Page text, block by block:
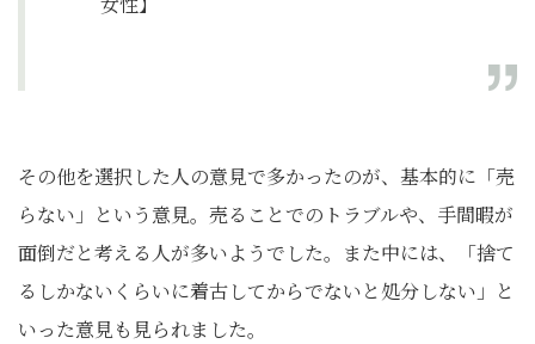
その他を選択した人の意見で多かったのが、基本的に「売
らない」という意見。売ることでのトラブルや、手間暇が
面倒だと考える人が多いようでした。また中には、「捨て
るしかないくらいに着古してからでないと処分しない」と
いった意見も見られました。